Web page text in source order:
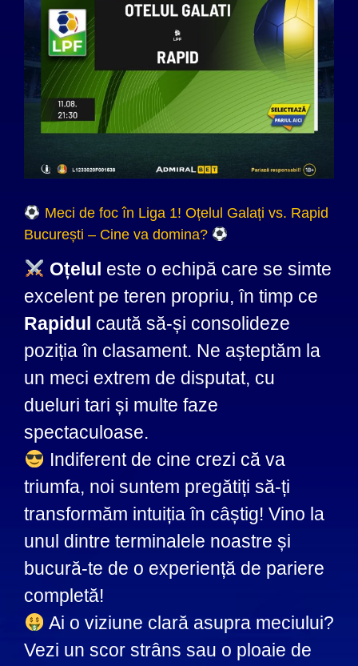
Meci de foc în Liga 1! Oțelul Galați vs. Rapid
București – Cine va domina?
Oțelul este o echipă care se simte
excelent pe teren propriu, în timp ce
Rapidul caută să-și consolideze
poziția în clasament. Ne așteptăm la
un meci extrem de disputat, cu
dueluri tari și multe faze
spectaculoase.
Indiferent de cine crezi că va
triumfa, noi suntem pregătiți să-ți
transformăm intuiția în câștig! Vino la
unul dintre terminalele noastre și
bucură-te de o experiență de pariere
completă!
Ai o viziune clară asupra meciului?
Vezi un scor strâns sau o ploaie de